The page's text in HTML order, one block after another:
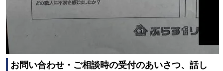
お問い合わせ・ご相談時の受付のあいさつ、話し